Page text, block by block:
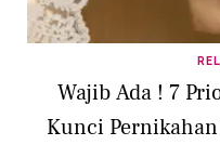
Wajib Ada ! 7
Kunci